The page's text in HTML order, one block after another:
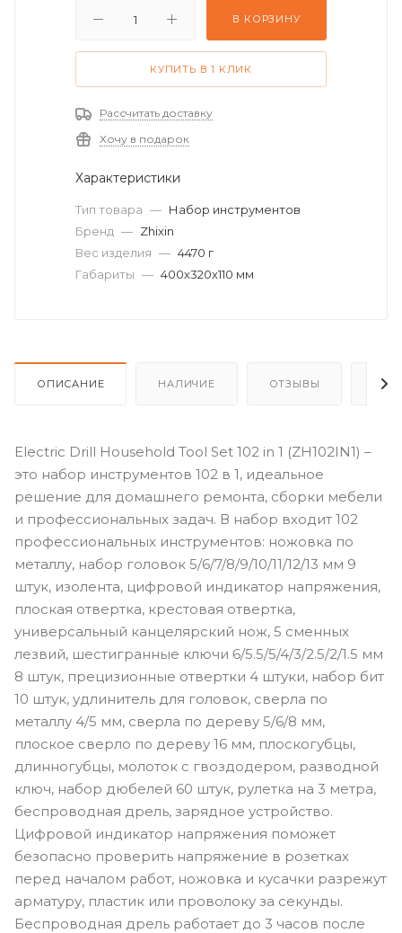
В КОРЗИНУ
КУПИТЬ В 1 КЛИК
Рассчитать доставку
Хочу в подарок
Характеристики
Тип товара — Набор инструментов
Бренд — Zhixin
Вес изделия — 4470 г
Габариты — 400х320х110 мм
ОПИСАНИЕ НАЛИЧИЕ ОТЗЫВЫ
Electric Drill Household Tool Set 102 in 1 (ZH102IN1) –
это набор инструментов 102 в 1, идеальное
решение для домашнего ремонта, сборки мебели
и профессиональных задач. В набор входит 102
профессиональных инструментов: ножовка по
металлу, набор головок 5/6/7/8/9/10/11/12/13 мм 9
штук, изолента, цифровой индикатор напряжения,
плоская отвертка, крестовая отвертка,
универсальный канцелярский нож, 5 сменных
лезвий, шестигранные ключи 6/5.5/5/4/3/2.5/2/1.5 мм
8 штук, прецизионные отвертки 4 штуки, набор бит
10 штук, удлинитель для головок, сверла по
металлу 4/5 мм, сверла по дереву 5/6/8 мм,
плоское сверло по дереву 16 мм, плоскогубцы,
длинногубцы, молоток с гвоздодером, разводной
ключ, набор дюбелей 60 штук, рулетка на 3 метра,
беспроводная дрель, зарядное устройство.
Цифровой индикатор напряжения поможет
безопасно проверить напряжение в розетках
перед началом работ, ножовка и кусачки разрежут
арматуру, пластик или проволоку за секунды.
Беспроводная дрель работает до 3 часов после